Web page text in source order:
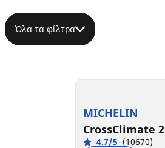
Όλα τα φίλτρα
MICHELIN
CrossClimate 2
4.7/5 (10670)